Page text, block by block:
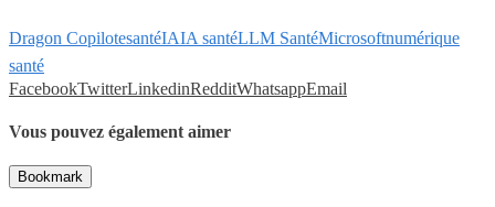
Dragon CopilotesantéIAIA santéLLM SantéMicrosoftnumérique
santé
FacebookTwitterLinkedinRedditWhatsappEmail
Vous pouvez également aimer
Bookmark